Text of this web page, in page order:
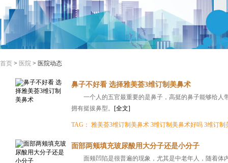
首页 > 医院 > 医院动态
鼻子不好看 选择雅美荟3维订制美鼻术
一个人的五官最重要的是鼻子，高挺的鼻子能够给
拥有挺拔鼻型。 [全文]
TAG： 雅美荟3维订制美鼻术 3维订制美鼻术好吗 3维订制
面部两颊填充玻尿酸用大分子还是小分子
面颊凹陷是很普遍的现象，尤其是中老年人，随着